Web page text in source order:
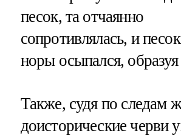
песок, та отчаянно
сопротивлялась, и
норы осыпался,
Также, судя по следам
доисторические черви